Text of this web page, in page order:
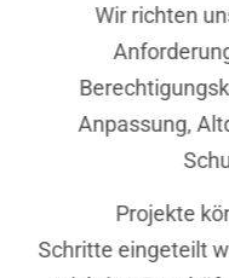
Wir richten
Anpassung,
Projekte
Schritte eingeteilt